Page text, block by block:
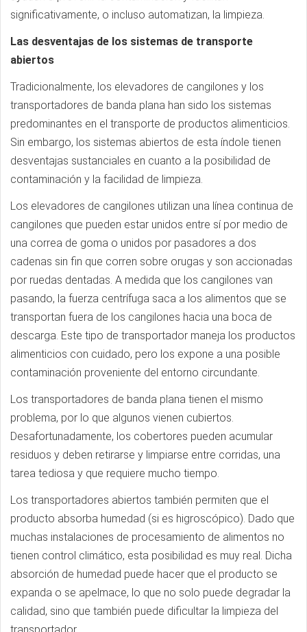
significativamente, o incluso automatizan, la limpieza.
Las desventajas de los sistemas de transporte
abiertos
Tradicionalmente, los elevadores de cangilones y los
transportadores de banda plana han sido los sistemas
predominantes en el transporte de productos alimenticios.
Sin embargo, los sistemas abiertos de esta índole tienen
desventajas sustanciales en cuanto a la posibilidad de
contaminación y la facilidad de limpieza.
Los elevadores de cangilones utilizan una línea continua de
cangilones que pueden estar unidos entre sí por medio de
una correa de goma o unidos por pasadores a dos
cadenas sin fin que corren sobre orugas y son accionadas
por ruedas dentadas. A medida que los cangilones van
pasando, la fuerza centrífuga saca a los alimentos que se
transportan fuera de los cangilones hacia una boca de
descarga. Este tipo de transportador maneja los productos
alimenticios con cuidado, pero los expone a una posible
contaminación proveniente del entorno circundante.
Los transportadores de banda plana tienen el mismo
problema, por lo que algunos vienen cubiertos.
Desafortunadamente, los cobertores pueden acumular
residuos y deben retirarse y limpiarse entre corridas, una
tarea tediosa y que requiere mucho tiempo.
Los transportadores abiertos también permiten que el
producto absorba humedad (si es higroscópico). Dado que
muchas instalaciones de procesamiento de alimentos no
tienen control climático, esta posibilidad es muy real. Dicha
absorción de humedad puede hacer que el producto se
expanda o se apelmace, lo que no solo puede degradar la
calidad, sino que también puede dificultar la limpieza del